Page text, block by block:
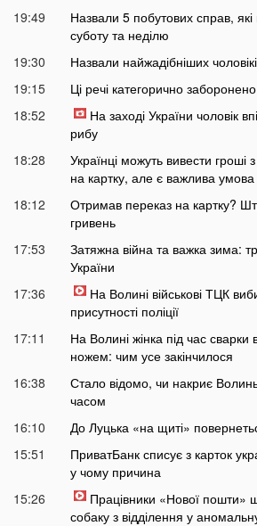
19:49
Назвали 5 побутових справ,
суботу та неділю
19:30
Назвали найжадібніших
19:15
Ці речі категорично
18:52
На заході України чоловік
рибу
18:28
Українці можуть вивести гроші
на картку, але є важлива умова
18:12
Отримав переказ на картку?
гривень
17:53
Затяжна війна та важка зима:
України
17:36
На Волині військові ТЦК
присутності поліції
17:11
На Волині жінка під час сварки
ножем: чим усе закінчилося
16:38
Стало відомо, чи накриє
часом
16:10
До Луцька «на щиті»
15:51
ПриватБанк списує з карток
у чому причина
15:26
Працівники «Нової пошти»
собаку з відділення у